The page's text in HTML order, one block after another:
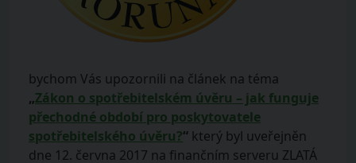
bychom Vás upozornili na článek na téma
„Zákon o spotřebitelském úvěru – jak funguje
přechodné období pro poskytovatele
spotřebitelského úvěru?“ který byl uveřejněn
dne 12. června 2017 na finančním serveru ZLATÁ